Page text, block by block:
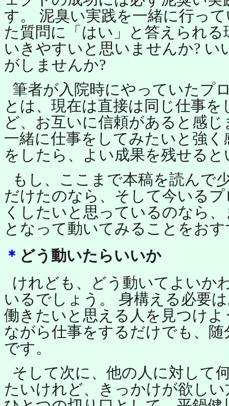
す。 泥臭い実践を一緒に行っ
た質問に「はい」と答えられ
いきやすいと思いませんか? い
がしませんか?
筆者が入院時にやっていたプ
とは、現在は直接は同じ仕事
ど、お互いに信頼があると感
一緒に仕事をしてみたいと強
をしたら、よい成果を残せる
もし、ここまで本稿を読んで
だけたのなら、そして今いる
くしたいと思っているのなら
となって動いてみることをお
＊ どう動いたらいいか
けれども、どう動いてよいか
いるでしょう。 身構える必要
働きたいと思える人を見つけ
ながら仕事をするだけでも、
です。
そして次に、他の人に対して
たいけれど、きっかけが欲し